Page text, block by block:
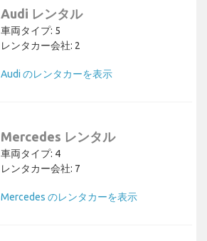
Audi レンタル
車両タイプ: 5
レンタカー会社: 2
Audi のレンタカーを表示
Mercedes レンタル
車両タイプ: 4
レンタカー会社: 7
Mercedes のレンタカーを表示